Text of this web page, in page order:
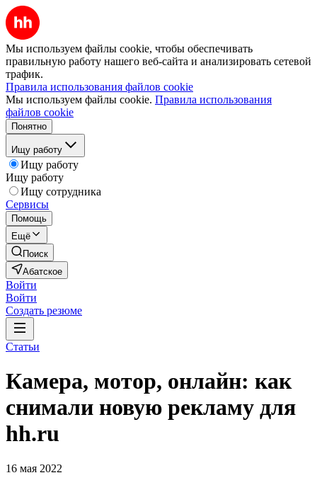
Мы используем файлы cookie, чтобы обеспечивать
правильную работу нашего веб-сайта и анализировать сетевой
трафик.
Правила использования файлов cookie
Мы используем файлы cookie. Правила использования
файлов cookie
Понятно
Ищу работу
Ищу работу
Ищу работу
Ищу сотрудника
Сервисы
Помощь
Ещё
Поиск
Абатское
Войти
Войти
Создать резюме
Статьи
Камера, мотор, онлайн: как
снимали новую рекламу для
hh.ru
16 мая 2022